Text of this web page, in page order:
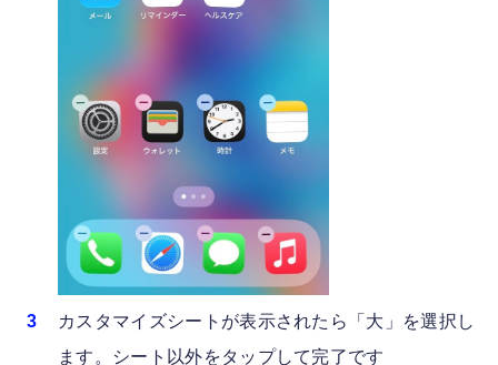
カスタマイズシートが表示されたら「大」を選択し
ます。シート以外をタップして完了です